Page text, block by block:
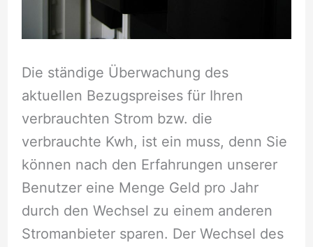
Die ständige Überwachung des
aktuellen Bezugspreises für Ihren
verbrauchten Strom bzw. die
verbrauchte Kwh, ist ein muss, denn Sie
können nach den Erfahrungen unserer
Benutzer eine Menge Geld pro Jahr
durch den Wechsel zu einem anderen
Stromanbieter sparen. Der Wechsel des